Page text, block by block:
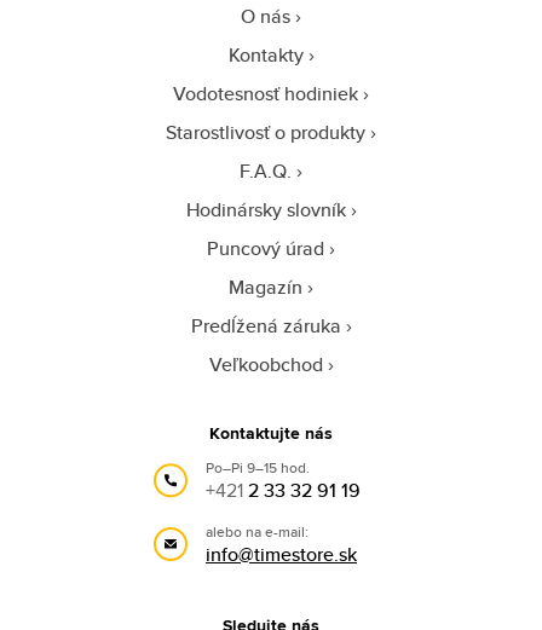
O nás
Kontakty
Vodotesnosť hodiniek
Starostlivosť o produkty
F.A.Q.
Hodinársky slovník
Puncový úrad
Magazín
Predĺžená záruka
Veľkoobchod
Kontaktujte nás
Po–Pi 9–15 hod.
+4212 33 32 91 19
alebo na e-mail:
info@timestore.sk
Sledujte nás